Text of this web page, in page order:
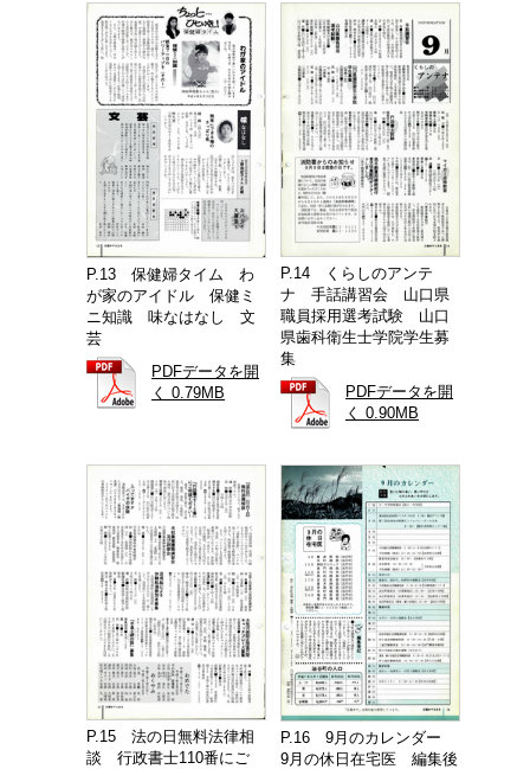
P.13 保健婦タイム わ
が家のアイドル 保健ミ
ニ知識 味なはなし 文
芸
PDFデータを開
く 0.79MB
P.14 くらしのアンテ
ナ 手話講習会 山口県
職員採用選考試験 山口
県歯科衛生士学院学生募
集
PDFデータを開
く 0.90MB
P.15 法の日無料法律相
談 行政書士110番にご
P.16 9月のカレンダー
9月の休日在宅医 編集後